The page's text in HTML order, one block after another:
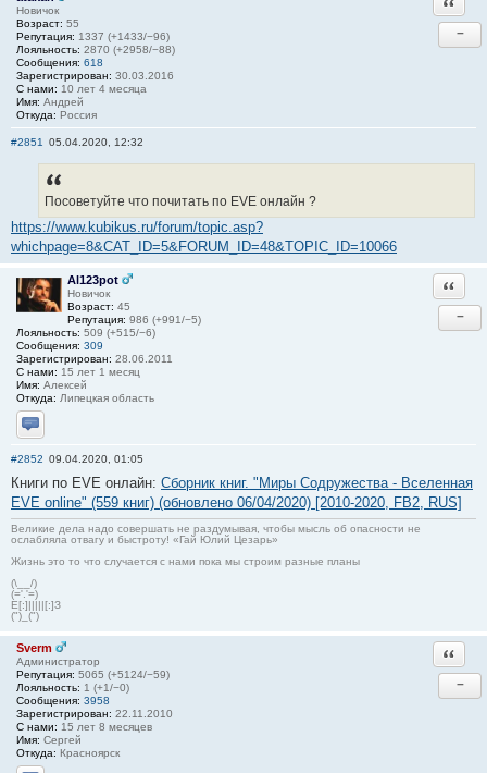
Новичок
Возраст: 55
Репутация: 1337 (+1433/−96)
Лояльность: 2870 (+2958/−88)
Сообщения: 618
Зарегистрирован: 30.03.2016
С нами: 10 лет 4 месяца
Имя: Андрей
Откуда: Россия
−
#2851 05.04.2020, 12:32
Посоветуйте что почитать по EVE онлайн ?
https://www.kubikus.ru/forum/topic.asp?
whichpage=8&CAT_ID=5&FORUM_ID=48&TOPIC_ID=10066
Al123pot
Новичок
Возраст: 45
Репутация: 986 (+991/−5)
Лояльность: 509 (+515/−6)
Сообщения: 309
Зарегистрирован: 28.06.2011
С нами: 15 лет 1 месяц
Имя: Алексей
Откуда: Липецкая область
Отправить личное сообщение
−
#2852 09.04.2020, 01:05
Книги по EVE онлайн: Сборник книг. "Миры Содружества - Вселенная
EVE online" (559 книг) (обновлено 06/04/2020) [2010-2020, FB2, RUS]
Великие дела надо совершать не раздумывая, чтобы мысль об опасности не
ослабляла отвагу и быстроту! «Гай Юлий Цезарь»
Жизнь это то что случается с нами пока мы строим разные планы
(\__/)
(='.'=)
E[:]|||||[:]З
(")_(")
Sverm
Администратор
Репутация: 5065 (+5124/−59)
Лояльность: 1 (+1/−0)
Сообщения: 3958
Зарегистрирован: 22.11.2010
С нами: 15 лет 8 месяцев
Имя: Сергей
Откуда: Красноярск
−